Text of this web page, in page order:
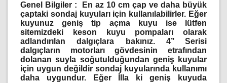
Genel Bilgiler :
En az 10 cm çap ve daha büyük
çaptaki sondaj kuyuları için kullanılabilirler. Eğer
kuyunuz geniş tip açma kuyu ise lütfen
sitemizdeki keson kuyu pompaları olarak
adlandırılan dalgıçlara bakınız. 4’’ Serisi
dalgıçların motorları gövdesinin etrafından
dolanan suyla soğutulduğundan geniş kuyular
için uygun değildir sondaj kuyularında kullanımı
daha uygundur. Eğer İlla ki geniş kuyuda